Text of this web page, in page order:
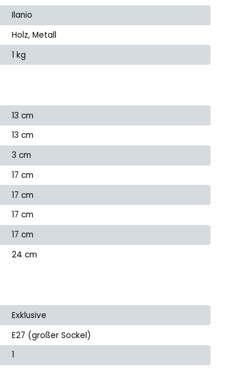
Ilanio
Holz, Metall
1 kg
13 cm
13 cm
3 cm
17 cm
17 cm
17 cm
17 cm
24 cm
Exklusive
E27 (großer Sockel)
1